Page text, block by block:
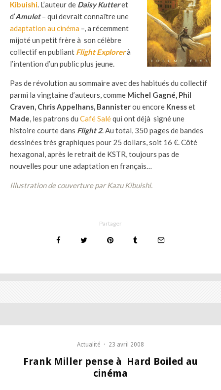
Kibuishi. L’auteur de Daisy Kutteret
d’Amulet– qui devrait connaître une
adaptation au cinéma –, a récemment
mijoté un petit frère à son célèbre
collectif en publiant Flight Explorerà
l’intention d’un public plus jeune.
Pas de révolution au sommaire avec des habitués du collectif
parmi la vingtaine d’auteurs, comme Michel Gagné, Phil
Craven, Chris Appelhans, Bannisterou encore Knesset
Made, les patrons du Café Saléqui ont déjà signé une
histoire courte dans Flight 2. Au total, 350 pages de bandes
dessinées très graphiques pour 25 dollars, soit 16 €. Côté
hexagonal, après le retrait de KSTR, toujours pas de
nouvelles pour une adaptation en français…
Illustration de couverture par Kazu Kibuishi.
Partager
Actualité · 23 avril 2008
Frank Miller pense à Hard Boiled au
cinéma